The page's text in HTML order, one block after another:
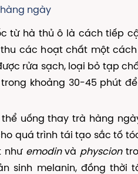
ngày
từ hà thủ ô là cách tiếp
các hoạt chất một
rửa sạch, loại bỏ tạp
khoảng 30-45 phút
uống thay trà hàng
quá trình tái tạo sắc tố
như emodinvà physcion
sinh melanin, đồng thời